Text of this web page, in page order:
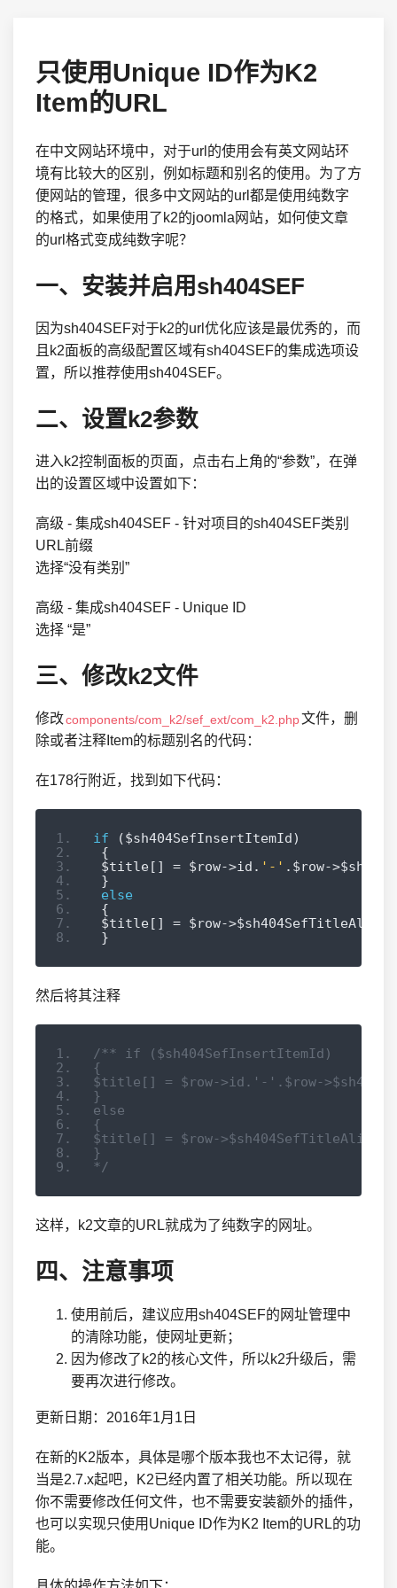
只使用Unique ID作为K2
Item的URL
在中文网站环境中，对于url的使用会有英文网站环
境有比较大的区别，例如标题和别名的使用。为了方
便网站的管理，很多中文网站的url都是使用纯数字
的格式，如果使用了k2的joomla网站，如何使文章
的url格式变成纯数字呢？
一、安装并启用sh404SEF
因为sh404SEF对于k2的url优化应该是最优秀的，而
且k2面板的高级配置区域有sh404SEF的集成选项设
置，所以推荐使用sh404SEF。
二、设置k2参数
进入k2控制面板的页面，点击右上角的“参数”，在弹
出的设置区域中设置如下：
高级 - 集成sh404SEF - 针对项目的sh404SEF类别
URL前缀
选择“没有类别”
高级 - 集成sh404SEF - Unique ID
选择 “是”
三、修改k2文件
修改components/com_k2/sef_ext/com_k2.php文件，删
除或者注释Item的标题别名的代码：
在178行附近，找到如下代码：
if ($sh404SefInsertItemId)
{
$title [] = $row->id . '-' . $row->
}
else
{
$title [] = $row->$sh404SefTitleAlias
}
然后将其注释
/** if ($sh404SefInsertItemId)
{
$title[] = $row->id.'-'.$row-
}
else
{
$title[] = $row->$sh404SefTitleAlias;
}
*/
这样，k2文章的URL就成为了纯数字的网址。
四、注意事项
使用前后，建议应用sh404SEF的网址管理中
的清除功能，使网址更新；
因为修改了k2的核心文件，所以k2升级后，需
要再次进行修改。
更新日期：2016年1月1日
在新的K2版本，具体是哪个版本我也不太记得，就
当是2.7.x起吧，K2已经内置了相关功能。所以现在
你不需要修改任何文件，也不需要安装额外的插件，
也可以实现只使用Unique ID作为K2 Item的URL的功
能。